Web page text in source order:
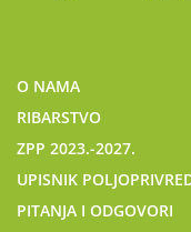
O NAMA
RIBARSTVO
ZPP 2023.-2027.
UPISNIK
PITANJA I ODGOVORI